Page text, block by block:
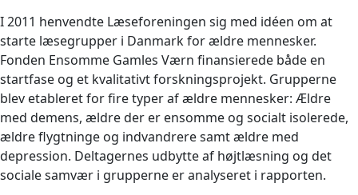
I 2011 henvendte Læseforeningen sig med idéen om at
starte læsegrupper i Danmark for ældre mennesker.
Fonden Ensomme Gamles Værn finansierede både en
startfase og et kvalitativt forskningsprojekt. Grupperne
blev etableret for fire typer af ældre mennesker: Ældre
med demens, ældre der er ensomme og socialt isolerede,
ældre flygtninge og indvandrere samt ældre med
depression. Deltagernes udbytte af højtlæsning og det
sociale samvær i grupperne er analyseret i rapporten.